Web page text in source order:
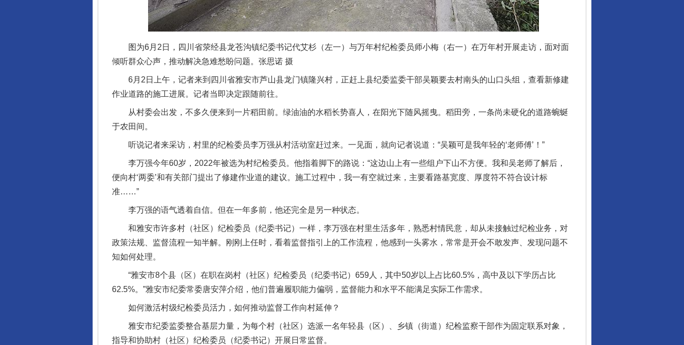
图为6月2日，四川省荥经县龙苍沟镇纪委书记代艾杉（左一）与万年村纪检委员师小梅（右一）在万年村开展走访，面对面
倾听群众心声，推动解决急难愁盼问题。张思诺 摄
6月2日上午，记者来到四川省雅安市芦山县龙门镇隆兴村，正赶上县纪委监委干部吴颖要去村南头的山口头组，查看新修建
作业道路的施工进展。记者当即决定跟随前往。
从村委会出发，不多久便来到一片稻田前。绿油油的水稻长势喜人，在阳光下随风摇曳。稻田旁，一条尚未硬化的道路蜿蜒
于农田间。
听说记者来采访，村里的纪检委员李万强从村活动室赶过来。一见面，就向记者说道：“吴颖可是我年轻的‘老师傅’！”
李万强今年60岁，2022年被选为村纪检委员。他指着脚下的路说：“这边山上有一些组户下山不方便。我和吴老师了解后，
便向村‘两委’和有关部门提出了修建作业道的建议。施工过程中，我一有空就过来，主要看路基宽度、厚度符不符合设计标
准……”
李万强的语气透着自信。但在一年多前，他还完全是另一种状态。
和雅安市许多村（社区）纪检委员（纪委书记）一样，李万强在村里生活多年，熟悉村情民意，却从未接触过纪检业务，对
政策法规、监督流程一知半解。刚刚上任时，看着监督指引上的工作流程，他感到一头雾水，常常是开会不敢发声、发现问题不
知如何处理。
“雅安市8个县（区）在职在岗村（社区）纪检委员（纪委书记）659人，其中50岁以上占比60.5%，高中及以下学历占比
62.5%。”雅安市纪委常委唐安萍介绍，他们普遍履职能力偏弱，监督能力和水平不能满足实际工作需求。
如何激活村级纪检委员活力，如何推动监督工作向村延伸？
雅安市纪委监委整合基层力量，为每个村（社区）选派一名年轻县（区）、乡镇（街道）纪检监察干部作为固定联系对象，
指导和协助村（社区）纪检委员（纪委书记）开展日常监督。